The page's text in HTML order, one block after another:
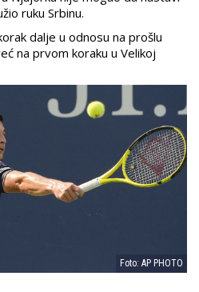
ruku Srbinu.
dalje u odnosu na prošlu
na prvom koraku u Velikoj
Foto: AP PHOTO